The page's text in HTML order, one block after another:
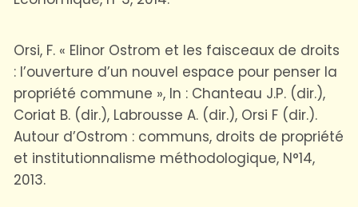
Orsi, F. « Elinor Ostrom et les faisceaux de droits
: l’ouverture d’un nouvel espace pour penser la
propriété commune », In : Chanteau J.P. (dir.),
Coriat B. (dir.), Labrousse A. (dir.), Orsi F (dir.).
Autour d’Ostrom : communs, droits de propriété
et institutionnalisme méthodologique, N°14,
2013.